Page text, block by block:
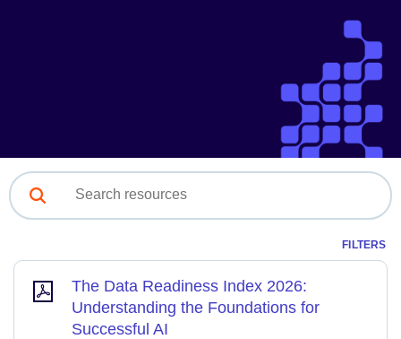
FILTERS
The Data Readiness Index 2026:
Understanding the Foundations for
Successful AI